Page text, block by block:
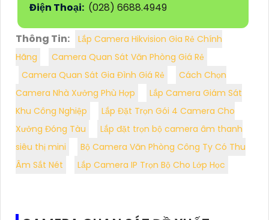
Điện Thoại: (028) 6688.4949
Thông Tin:
Lắp Camera Hikvision Gia Rẻ Chính
Hãng
Camera Quan Sát Văn Phòng Giá Rẻ
Camera Quan Sát Gia Đình Giá Rẻ
Cách Chọn
Camera Nhà Xưởng Phù Hợp
Lắp Camera Giám Sát
Khu Công Nghiệp
Lắp Đặt Trọn Gói 4 Camera Cho
Xưởng Đóng Tàu
Lắp đặt trọn bộ camera âm thanh
siêu thị mini
Bộ Camera Văn Phòng Công Ty Có Thu
Âm Sắt Nét
Lắp Camera IP Trọn Bộ Cho Lớp Học